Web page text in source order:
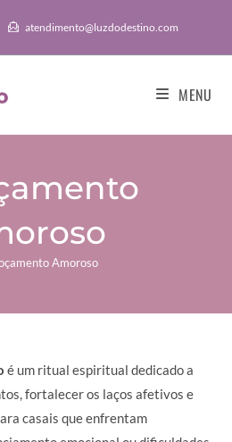
atendimento@luzdodestino.com
MENU
Amoroso
é um ritual espiritual dedicado a
fortalecer os laços afetivos e
casais que enfrentam